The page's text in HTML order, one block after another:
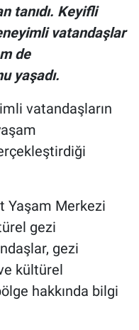
tanıdı. Keyifli
vatandaşlar
de
yaşadı.
vatandaşların
Yaşam Merkezi
gezi
gezi
kültürel
hakkında bilgi